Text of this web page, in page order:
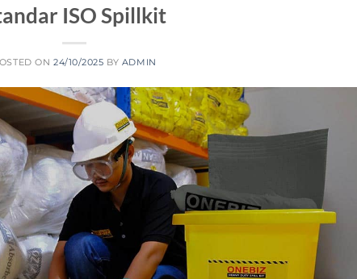
ISO Spillkit
ON 24/10/2025 BY ADMIN